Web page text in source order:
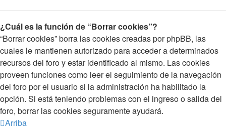
¿Cuál es la función de “Borrar cookies”?
“Borrar cookies” borra las cookies creadas por phpBB, las
cuales le mantienen autorizado para acceder a determinados
recursos del foro y estar identificado al mismo. Las cookies
proveen funciones como leer el seguimiento de la navegación
del foro por el usuario si la administración ha habilitado la
opción. Si está teniendo problemas con el ingreso o salida del
foro, borrar las cookies seguramente ayudará.
Arriba